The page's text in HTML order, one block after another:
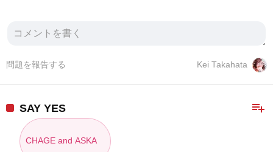
Kei Takahata
問題を報告する
playlist_add
SAY YES
CHAGE and ASKA